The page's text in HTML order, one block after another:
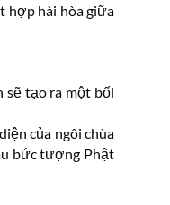
hợp hài hòa giữa
sẽ tạo ra một bối
của ngôi chùa
bức tượng Phật